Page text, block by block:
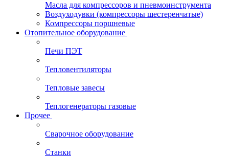
Масла для компрессоров и пневмоинструмента
Воздуходувки (компрессоры шестеренчатые)
Компрессоры поршневые
Отопительное оборудование
Печи ПЭТ
Тепловентиляторы
Тепловые завесы
Теплогенераторы газовые
Прочее
Сварочное оборудование
Станки